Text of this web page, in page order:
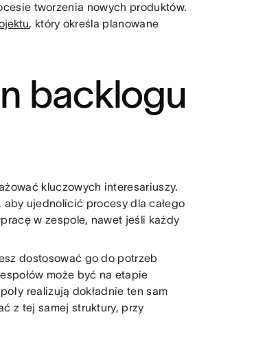
tworzenia nowych produktów.
, który określa planowane
backlogu
kluczowych interesariuszy.
, aby ujednolicić procesy dla całego
w zespole, nawet jeśli każdy
dostosować go do potrzeb
może być na etapie
realizują dokładnie ten sam
z tej samej struktury, przy